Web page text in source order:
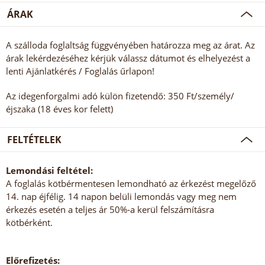
ÁRAK
A szálloda foglaltság függvényében határozza meg az árat. Az
árak lekérdezéséhez kérjük válassz dátumot és elhelyezést a
lenti Ajánlatkérés / Foglalás űrlapon!
Az idegenforgalmi adó külön fizetendő: 350 Ft/személy/
éjszaka (18 éves kor felett)
FELTÉTELEK
Lemondási feltétel:
A foglalás kötbérmentesen lemondható az érkezést megelőző
14. nap éjfélig. 14 napon belüli lemondás vagy meg nem
érkezés esetén a teljes ár 50%-a kerül felszámításra
kötbérként.
Előrefizetés: